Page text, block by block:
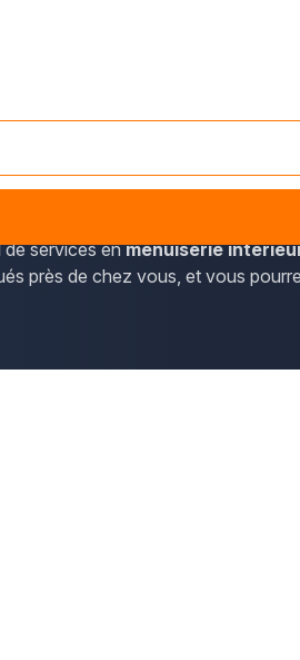
plus-que-pro.fr. Les habitants
de services enmenuiserie
près de chez vous, et vous